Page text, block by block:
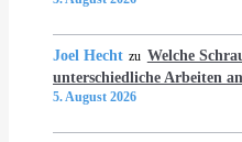
Joel Hecht zu Welche
unterschiedliche Arbeiten
5. August 2026